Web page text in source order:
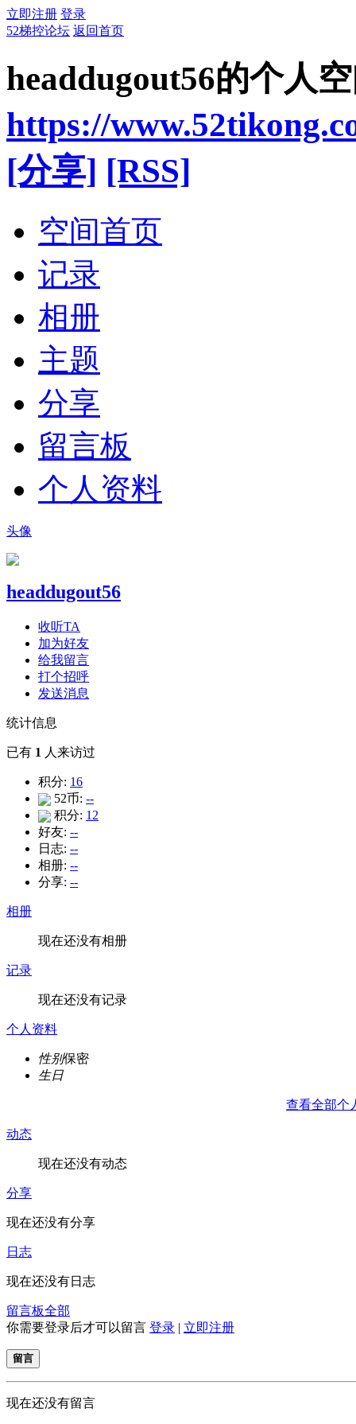
立即注册 登录
52梯控论坛 返回首页
headdugout56的个人
https://
[分享] [RSS]
空间首页
记录
相册
主题
分享
留言板
个人资料
头像
headdugout56
收听TA
加为好友
给我留言
打个招呼
发送消息
统计信息
已有 1 人来访过
积分: 16
52币: --
积分: 12
好友: --
日志: --
相册: --
分享: --
相册
现在还没有相册
记录
现在还没有记录
个人资料
性别保密
生日
查看全部个
动态
现在还没有动态
分享
现在还没有分享
日志
现在还没有日志
留言板全部
你需要登录后才可以留言 登录 | 立即注册
留言
现在还没有留言